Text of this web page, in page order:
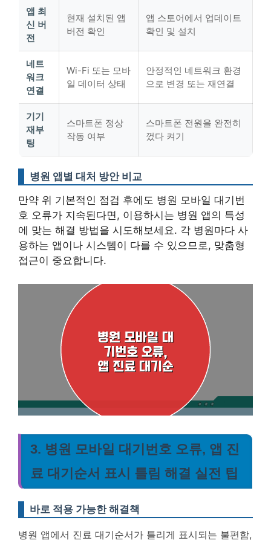
앱 최
신 버
전
현재 설치된 앱
버전 확인
앱 스토어에서 업데이트
확인 및 설치
네트
워크
연결
Wi-Fi 또는 모바
일 데이터 상태
안정적인 네트워크 환경
으로 변경 또는 재연결
기기
재부
팅
스마트폰 정상
작동 여부
스마트폰 전원을 완전히
껐다 켜기
병원 앱별 대처 방안 비교
만약 위 기본적인 점검 후에도 병원 모바일 대기번
호 오류가 지속된다면, 이용하시는 병원 앱의 특성
에 맞는 해결 방법을 시도해보세요. 각 병원마다 사
용하는 앱이나 시스템이 다를 수 있으므로, 맞춤형
접근이 중요합니다.
3. 병원 모바일 대기번호 오류, 앱 진
료 대기순서 표시 틀림 해결 실전 팁
바로 적용 가능한 해결책
병원 앱에서 진료 대기순서가 틀리게 표시되는 불편함,